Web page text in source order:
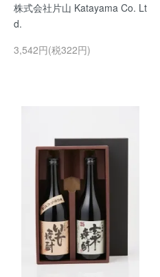
株式会社片山 Katayama Co. Lt
d.
3,542円(税322円)